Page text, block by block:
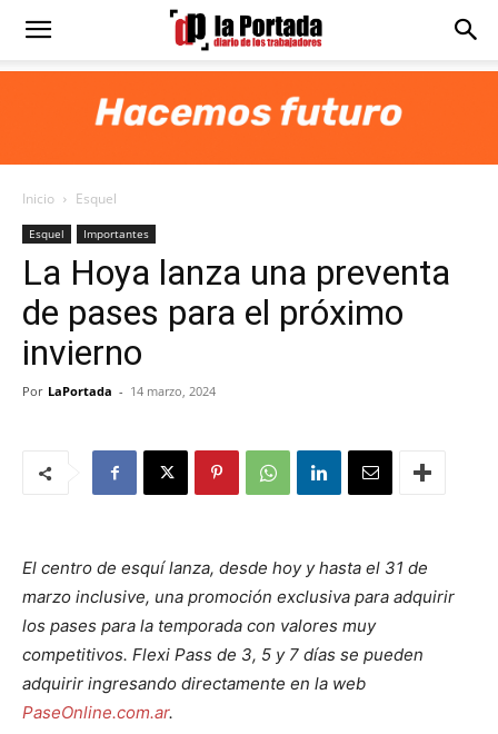
Diario
Portada
Inicio Esquel
Esquel Importantes
La Hoya lanza una preventa
de pases para el próximo
invierno
Por LaPortada - 14 marzo, 2024
El centro de esquí lanza, desde hoy y hasta el 31 de
marzo inclusive, una promoción exclusiva para adquirir
los pases para la temporada con valores muy
competitivos. Flexi Pass de 3, 5 y 7 días se pueden
adquirir ingresando directamente en la web
PaseOnline.com.ar.